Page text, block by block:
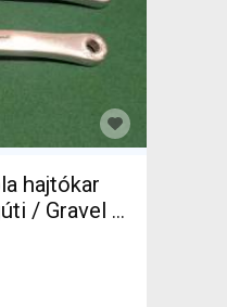
hajtókar
/ Gravel /
Országúti